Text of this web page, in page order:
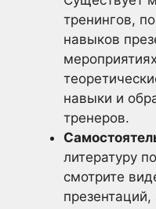
тренингов,
навыков
навыки и
тренеров.
литературу
смотрите
презентаций,